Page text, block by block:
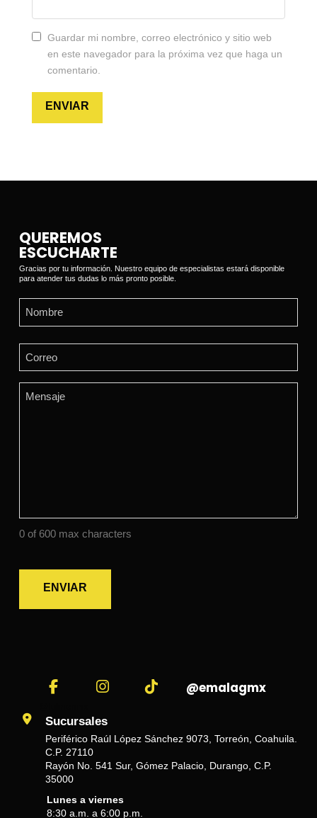
Guardar mi nombre, correo electrónico y sitio web
en este navegador para la próxima vez que haga un
comentario.
QUEREMOS
ESCUCHARTE
Gracias por tu información. Nuestro equipo de especialistas estará disponible
para atender tus dudas lo más pronto posible.
Email
(Required)
Comments
0 of 600 max characters
@emalagmx
Sucursales
Periférico Raúl López Sánchez 9073, Torreón, Coahuila.
C.P. 27110
Rayón No. 541 Sur, Gómez Palacio, Durango, C.P.
35000
Lunes a viernes
8:30 a.m. a 6:00 p.m.